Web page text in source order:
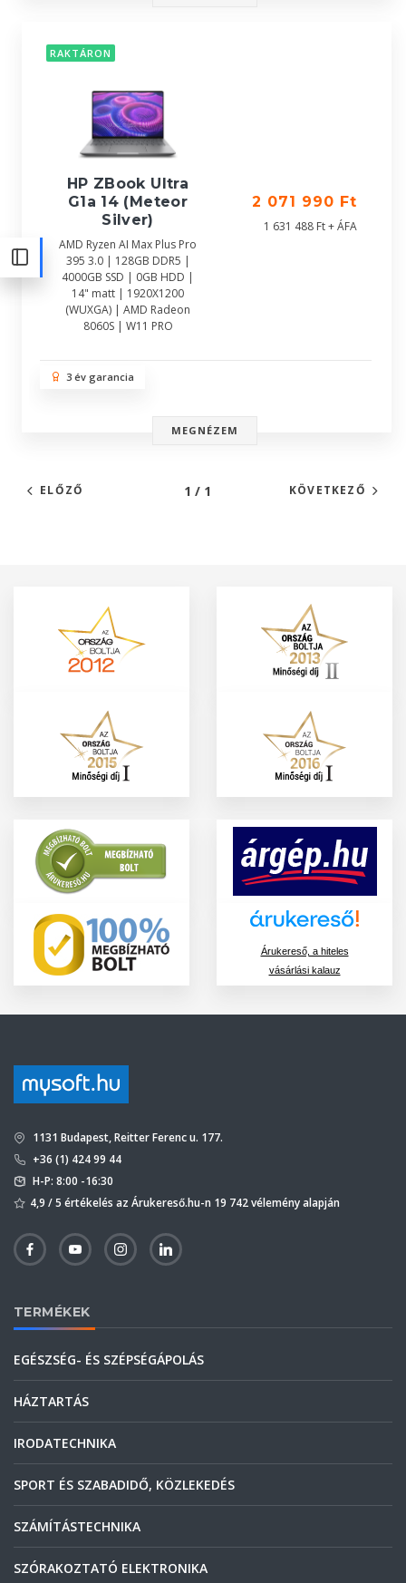
RAKTÁRON
HP ZBook Ultra
G1a 14 (Meteor
Silver)
AMD Ryzen AI Max Plus Pro
395 3.0 | 128GB DDR5 |
4000GB SSD | 0GB HDD |
14" matt | 1920X1200
(WUXGA) | AMD Radeon
8060S | W11 PRO
2 071 990 Ft
1 631 488 Ft + ÁFA
3 év garancia
MEGNÉZEM
ELŐZŐ 1 / 1 KÖVETKEZŐ
Árukereső, a hiteles
vásárlási kalauz
1131 Budapest, Reitter Ferenc u. 177.
+36 (1) 424 99 44
H-P: 8:00 -16:30
4,9 / 5 értékelés az Árukereső.hu-n 19 742 vélemény alapján
TERMÉKEK
EGÉSZSÉG- ÉS SZÉPSÉGÁPOLÁS
HÁZTARTÁS
IRODATECHNIKA
SPORT ÉS SZABADIDŐ, KÖZLEKEDÉS
SZÁMÍTÁSTECHNIKA
SZÓRAKOZTATÓ ELEKTRONIKA